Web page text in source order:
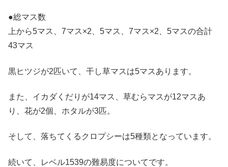
●総マス数
上から5マス、7マス×2、5マス、7マス×2、5マスの合計
43マス
黒ヒツジが2匹いて、干し草マスは5マスあります。
また、イカダくだりが14マス、草むらマスが12マスあ
り、花が2個、ホタルが3匹。
そして、落ちてくるクロプシーは5種類となっています。
続いて、レベル1539の難易度についてです。